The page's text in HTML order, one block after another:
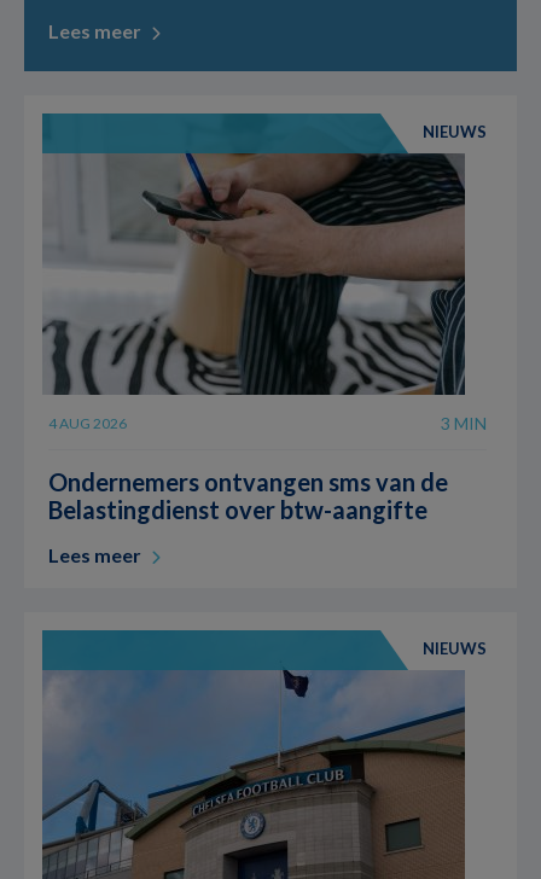
Lees meer
NIEUWS
4 AUG 2026 3 MIN
Ondernemers ontvangen sms van de
Belastingdienst over btw-aangifte
Lees meer
NIEUWS